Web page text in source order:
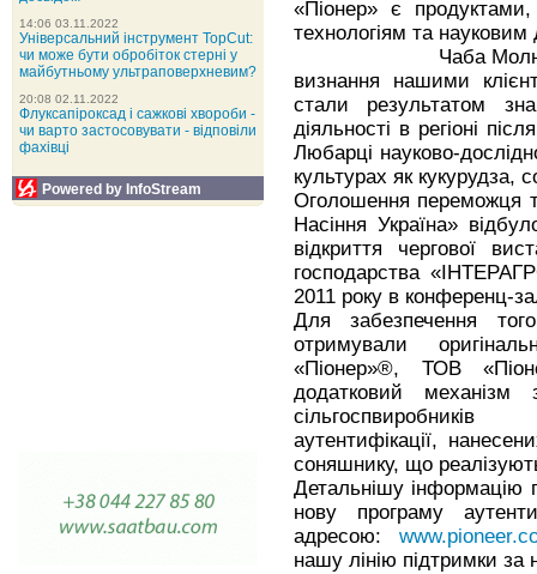
«Піонер» є
технологіям та науковим
Чаба Молнар
визнання нашими
стали результатом
діяльності в регіоні
Любарці науково-
культурах як кукурудза,
Оголошення переможця
Насіння Україна»
відкриття чергової
господарства
2011 року в конференц-
Для забезпечення
отримували
«Піонер»®, ТОВ
додатковий механізм
аутентифікації,
соняшнику, що
Детальнішу інформацію
нову програму
адресою:
нашу лінію підтримки
14:06 03.11.2022
Універсальний інструмент TopCut:
чи може бути обробіток стерні у
майбутньому ультраповерхневим?
20:08 02.11.2022
Флуксапіроксад і сажкові хвороби -
чи варто застосовувати - відповіли
фахівці
Powered by InfoStream